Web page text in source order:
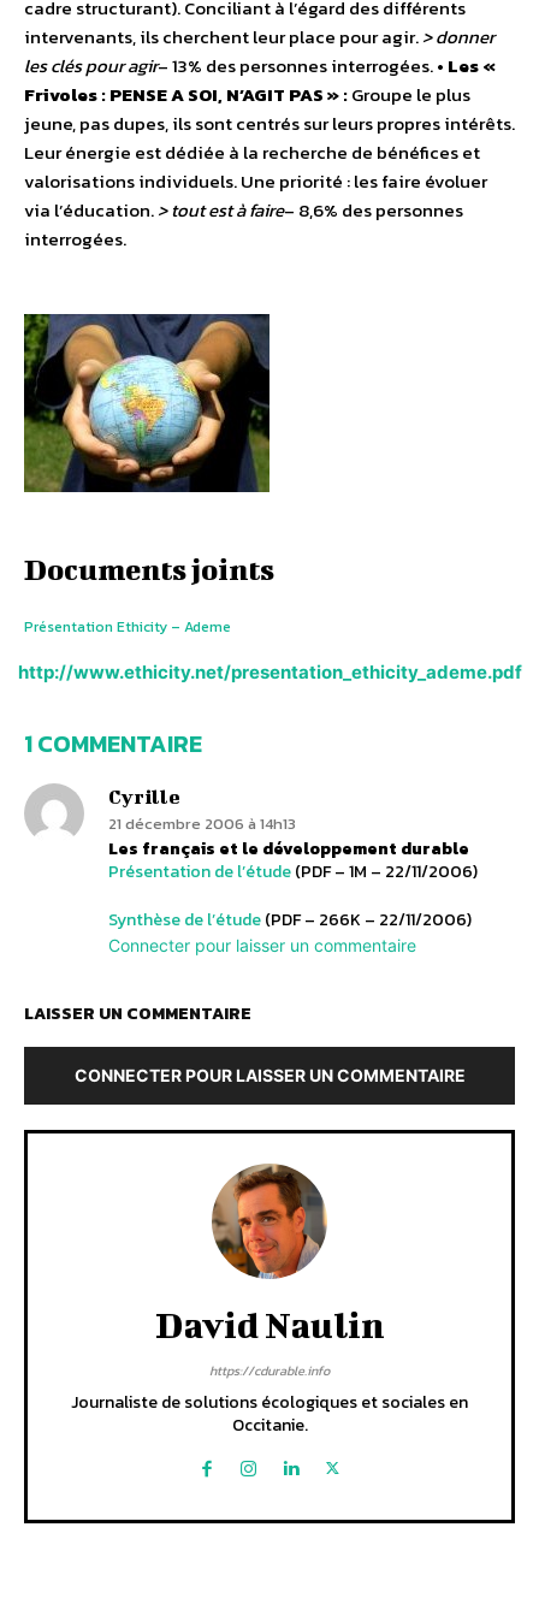
cadre structurant). Conciliant à l’égard des différents
intervenants, ils cherchent leur place pour agir.> donner
les clés pour agir– 13% des personnes interrogées.• Les «
Frivoles : PENSE A SOI, N’AGIT PAS » :Groupe le plus
jeune, pas dupes, ils sont centrés sur leurs propres intérêts.
Leur énergie est dédiée à la recherche de bénéfices et
valorisations individuels. Une priorité : les faire évoluer
via l’éducation.> tout est à faire– 8,6% des personnes
interrogées.
Documents joints
Présentation Ethicity – Ademe
http://www.ethicity.net/presentation_ethicity_ademe.pdf
1 COMMENTAIRE
Cyrille
21 décembre 2006 à 14h13
Les français et le développement durable
Présentation de l’étude(PDF – 1M – 22/11/2006)
Synthèse de l’étude(PDF – 266K – 22/11/2006)
Connecter pour laisser un commentaire
LAISSER UN COMMENTAIRE
CONNECTER POUR LAISSER UN COMMENTAIRE
David Naulin
https://cdurable.info
Journaliste de solutions écologiques et sociales en
Occitanie.